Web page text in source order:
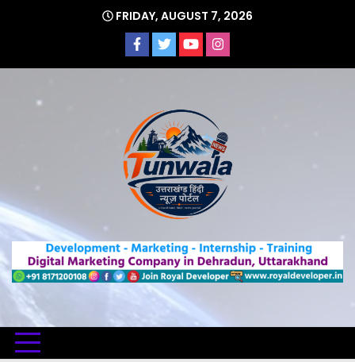
FRIDAY, AUGUST 7, 2026
Uttarakhand Hindi News Portal